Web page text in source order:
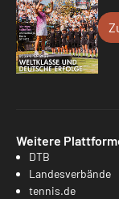
Weitere
DTB
Landesverbände
tennis.de